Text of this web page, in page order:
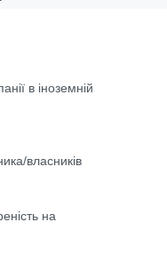
в іноземній
власників
на